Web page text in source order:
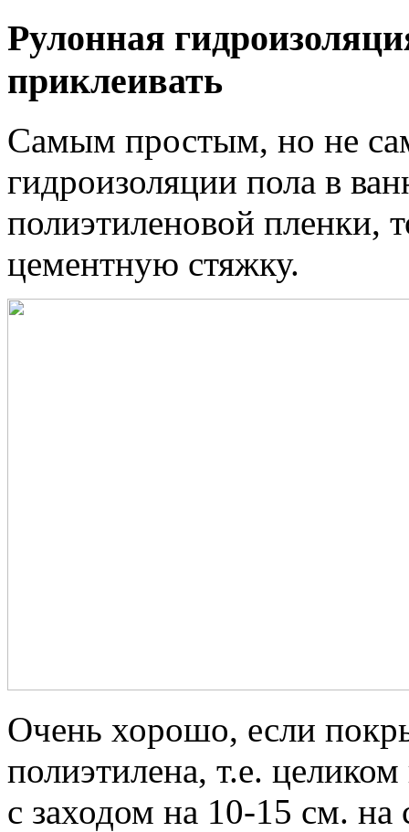
Рулонная
приклеивать
Самым простым, но не
гидроизоляции пола в
полиэтиленовой пленки,
цементную стяжку.
Очень хорошо, если
полиэтилена, т.е.
с заходом на 10-15 см. на